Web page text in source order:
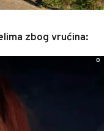
zbog vrućina:
0